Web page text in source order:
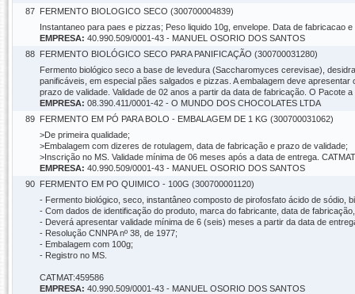
87 FERMENTO BIOLOGICO SECO (300700004839)
Instantaneo para paes e pizzas; Peso liquido 10g, envelope. Data de fabricacao
EMPRESA: 40.990.509/0001-43 - MANUEL OSORIO DOS SANTOS
88 FERMENTO BIOLÓGICO SECO PARA PANIFICAÇÃO (300700031280)
Fermento biológico seco a base de levedura (Saccharomyces cerevisae),
panificáveis, em especial pães salgados e pizzas. A embalagem deve
prazo de validade. Validade de 02 anos a partir da data de fabricação. O Pacote
EMPRESA: 08.390.411/0001-42 - O MUNDO DOS CHOCOLATES LTDA
89 FERMENTO EM PÓ PARA BOLO - EMBALAGEM DE 1 KG (300700031062)
>De primeira qualidade;
>Embalagem com dizeres de rotulagem, data de fabricação e prazo de validade;
>Inscrição no MS. Validade mínima de 06 meses após a data de entrega.
EMPRESA: 40.990.509/0001-43 - MANUEL OSORIO DOS SANTOS
90 FERMENTO EM PO QUIMICO - 100G (300700001120)
- Fermento biológico, seco, instantâneo composto de pirofosfato ácido de sódio,
- Com dados de identificação do produto, marca do fabricante, data de
- Deverá apresentar validade mínima de 6 (seis) meses a partir da data de
- Resolução CNNPA nº 38, de 1977;
- Embalagem com 100g;
- Registro no MS.
CATMAT:459586
EMPRESA: 40.990.509/0001-43 - MANUEL OSORIO DOS SANTOS